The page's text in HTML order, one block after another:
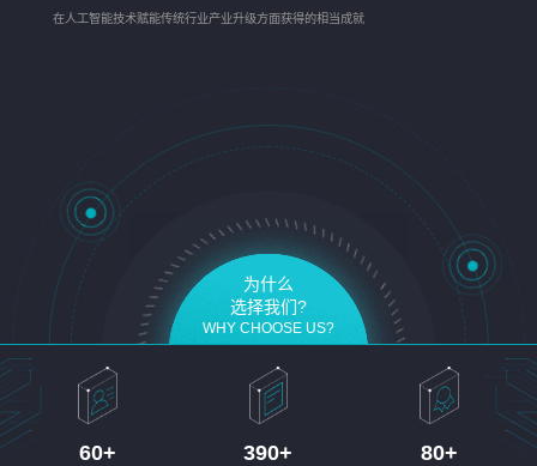
在人工智能技术赋能传统行业产业升级方面获得的相当成就
为什么
选择我们?
WHY CHOOSE US?
60+ 390+ 80+